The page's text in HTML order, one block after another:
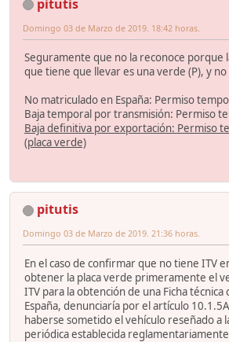
pitutis
Domingo 03 de Marzo de 2019. 18:42 horas.
Seguramente que no la reconoce porque
que tiene que llevar es una verde (P), y no
No matriculado en España: Permiso
Baja temporal por transmisión: Permiso
Baja definitiva por exportación: Permiso
(placa verde)
pitutis
Domingo 03 de Marzo de 2019. 21:36 horas.
En el caso de confirmar que no tiene ITV
obtener la placa verde primeramente el
ITV para la obtención de una Ficha técnica
España, denunciaría por el artículo
haberse sometido el vehículo reseñado a
periódica establecida